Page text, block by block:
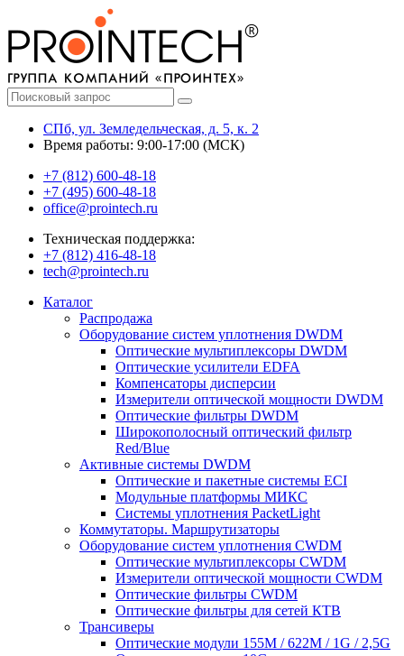
СПб, ул. Земледельческая, д. 5, к. 2
Время работы: 9:00-17:00 (МСК)
+7 (812) 600-48-18
+7 (495) 600-48-18
office@prointech.ru
Техническая поддержка:
+7 (812) 416-48-18
tech@prointech.ru
Каталог
Распродажа
Оборудование систем уплотнения DWDM
Оптические мультиплексоры DWDM
Оптические усилители EDFA
Компенсаторы дисперсии
Измерители оптической мощности DWDM
Оптические фильтры DWDM
Широкополосный оптический фильтр
Red/Blue
Активные системы DWDM
Оптические и пакетные системы ECI
Модульные платформы МИКС
Системы уплотнения PacketLight
Коммутаторы. Маршрутизаторы
Оборудование систем уплотнения CWDM
Оптические мультиплексоры CWDM
Измерители оптической мощности CWDM
Оптические фильтры CWDM
Оптические фильтры для сетей КТВ
Трансиверы
Оптические модули 155M / 622M / 1G / 2,5G